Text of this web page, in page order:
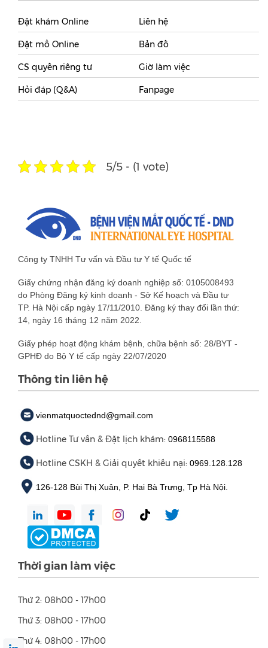
Đặt khám Online
Đặt mổ Online
CS quyền riêng tư
Hỏi đáp (Q&A)
Liên hệ
Bản đồ
Giờ làm việc
Fanpage
5/5 - (1 vote)
Công ty TNHH Tư vấn và Đầu tư Y tế Quốc tế
Giấy chứng nhận đăng ký doanh nghiệp số: 0105008493
do Phòng Đăng ký kinh doanh - Sở Kế hoạch và Đầu tư
TP. Hà Nội cấp ngày 17/11/2010. Đăng ký thay đổi lần thứ:
14, ngày 16 tháng 12 năm 2022.
Giấy phép hoạt động khám bệnh, chữa bệnh số: 28/BYT -
GPHĐ do Bộ Y tế cấp ngày 22/07/2020
Thông tin liên hệ
vienmatquoctednd@gmail.com
Hotline Tư vấn & Đặt lịch khám: 0968115588
Hotline CSKH & Giải quyết khiếu nại: 0969.128.128
126-128 Bùi Thị Xuân, P. Hai Bà Trưng, Tp Hà Nội.
Thời gian làm việc
Thứ 2: 08h00 - 17h00
Thứ 3: 08h00 - 17h00
Thứ 4: 08h00 - 17h00